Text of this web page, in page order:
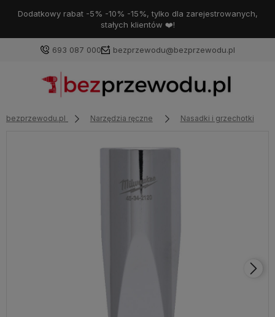
Dodatkowy rabat -5% -10% -15%, tylko dla zarejestrowanych,
stałych klientów ❤️!
693 087 000 bezprzewodu@bezprzewodu.pl
bezprzewodu.pl Narzędzia ręczne Nasadki i grzechotki